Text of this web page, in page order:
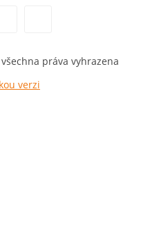
všechna práva vyhrazena
verzi